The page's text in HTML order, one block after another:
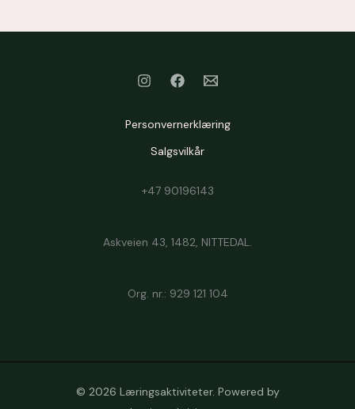
Personvernerklæring
Salgsvilkår
+47 90196143
Askveien 43, 1482, NITTEDAL.
Org. nr.: 929 121 104
© 2026 Læringsaktiviteter. Powered by